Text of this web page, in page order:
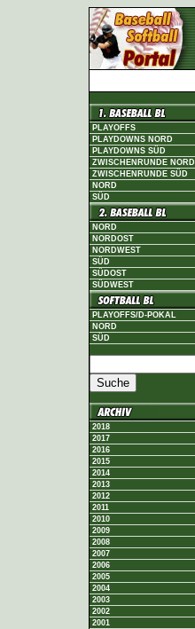
PLAYOFFS
PLAYDOWNS NORD
PLAYDOWNS SÜD
ZWISCHENRUNDE NORD
ZWISCHENRUNDE SÜD
NORD
SÜD
NORD
NORDOST
NORDWEST
SÜD
SÜDOST
SÜDWEST
PLAYOFFS/D-POKAL
NORD
SÜD
2018
2017
2016
2015
2014
2013
2012
2011
2010
2009
2008
2007
2006
2005
2004
2003
2002
2001